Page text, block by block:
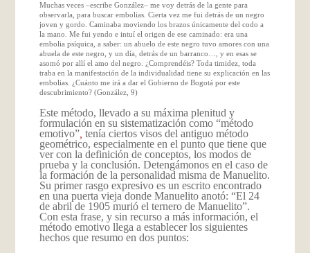
Muchas veces –escribe González– me voy detrás de la gente para
observarla, para buscar embolias. Cierta vez me fui detrás de un negro
joven y gordo. Caminaba moviendo los brazos únicamente del codo a
la mano. Me fui yendo e intuí el origen de ese caminado: era una
embolia psíquica, a saber: un abuelo de este negro tuvo amores con una
abuela de este negro, y un día, detrás de un barranco…, y en esas se
asomó por allí el amo del negro. ¿Comprendéis? Toda timidez, toda
traba en la manifestación de la individualidad tiene su explicación en las
embolias. ¿Cuánto me irá a dar el Gobierno de Bogotá por este
descubrimiento? (González, 9)
Este método, llevado a su máxima plenitud y
formulación en su sistematización como “método
emotivo”, tenía ciertos visos del antiguo método
geométrico, especialmente en el punto que tiene que
ver con la definición de conceptos, los modos de
prueba y la conclusión. Detengámonos en el caso de
la formación de la personalidad misma de Manuelito.
Su primer rasgo expresivo es un escrito encontrado
en una puerta vieja donde Manuelito anotó: “El 24
de abril de 1905 murió el ternero de Manuelito”.
Con esta frase, y sin recurso a más información, el
método emotivo llega a establecer los siguientes
hechos que resumo en dos puntos: